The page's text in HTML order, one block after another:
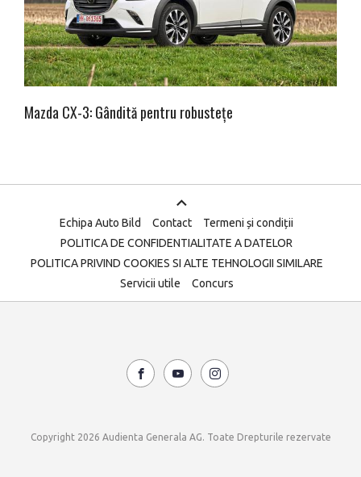
Mazda CX-3: Gândită pentru robustețe
Echipa Auto Bild Contact
Termeni și condiții
POLITICA DE CONFIDENTIALITATE A DATELOR
POLITICA PRIVIND COOKIES SI ALTE TEHNOLOGII SIMILARE
Servicii utile
Concurs
Copyright 2026 Audienta Generala AG. Toate Drepturile rezervate